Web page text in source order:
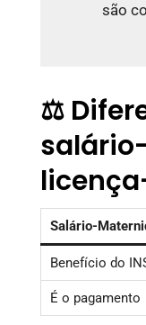
são
⚖️
Salário-
Benefício do
É o pagamento